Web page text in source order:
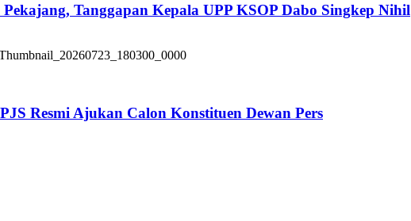
Tanggapan Kepala UPP KSOP Dabo Singkep Nihil
Resmi Ajukan Calon Konstituen Dewan Pers